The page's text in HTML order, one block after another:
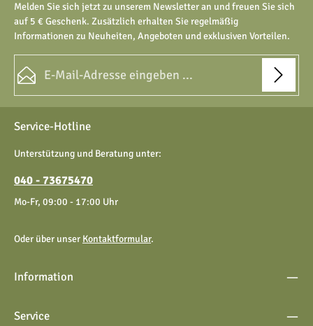
Melden Sie sich jetzt zu unserem Newsletter an und freuen Sie sich
auf 5 € Geschenk. Zusätzlich erhalten Sie regelmäßig
Informationen zu Neuheiten, Angeboten und exklusiven Vorteilen.
Datenschutz
Ich habe dieDatenschutzbestimmungen
genommen und dieAGBgelesen und bin mit ihnen
Die mit einem Stern (*) markierten Felder sind Pflichtfelder.
Service-Hotline
Unterstützung und Beratung unter:
040 - 73675470
Mo-Fr, 09:00 - 17:00 Uhr
Oder über unser Kontaktformular.
Information
Service